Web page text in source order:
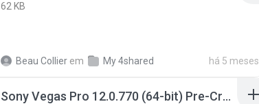
62 KB
Beau Collier em My 4shared há 5 meses
Sony Vegas Pro 12.0.770 (64-bit) Pre-Cracked.zip